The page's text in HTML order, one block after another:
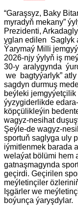
“Garaşsyz, Baky
myradyň mekany”
Prezidenti,
yglan edilen Saglyk
Ýarymaý Milli
2026-njy ýylyň iş
30-y aralygynda
we bagtyýarlyk”
sagdyn durmuş
beýleki
ýyzygiderlikde
köpçülikleýin
wagyz-nesihat
Şeýle-de wagyz-
sportuň saglyga uly
iýmitlenmek barada
welaýat bölümi hem
gatnaşmagynda
geçirdi. Geçirilen
meýletinçiler
Işgärler we
boýunça ýaryşdylar.